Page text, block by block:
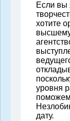
Если вы
хотите
уровня
дату.